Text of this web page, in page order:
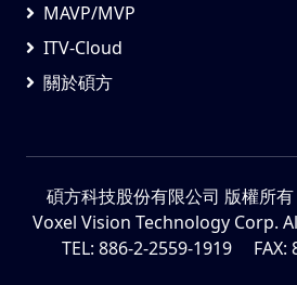
MAVP/MVP
ITV-Cloud
關於碩方
碩方科技股份有限公司 版權所有
Voxel Vision Technology Corp.
TEL: 886-2-2559-1919 FAX: